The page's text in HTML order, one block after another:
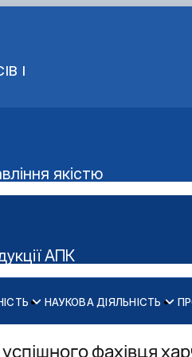
І
якістю
АПК
НАУКОВА ДІЯЛЬНІСТЬ
ф-ту харчових наук
фахівця